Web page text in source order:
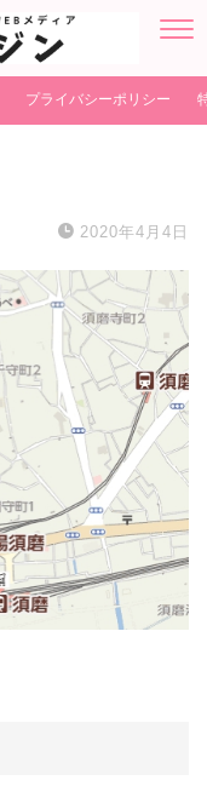
プライバシーポリシー
2020年4月4日